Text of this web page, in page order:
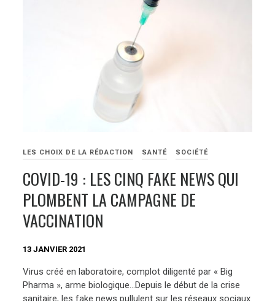
LES CHOIX DE LA RÉDACTION SANTÉ SOCIÉTÉ
COVID-19 : LES CINQ FAKE NEWS QUI
PLOMBENT LA CAMPAGNE DE
VACCINATION
13 JANVIER 2021
Virus créé en laboratoire, complot diligenté par « Big
Pharma », arme biologique…Depuis le début de la crise
sanitaire, les fake news pullulent sur les réseaux sociaux